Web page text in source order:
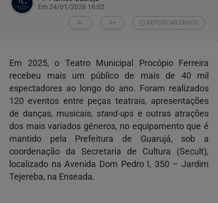
Em 24/01/2026 16:02
A- A+ REPORTAR ERROS
Em 2025, o Teatro Municipal Procópio Ferreira
recebeu mais um público de mais de 40 mil
espectadores ao longo do ano. Foram realizados
120 eventos entre peças teatrais, apresentações
de danças, musicais, stand-ups e outras atrações
dos mais variados gêneros, no equipamento que é
mantido pela Prefeitura de Guarujá, sob a
coordenação da Secretaria de Cultura (Secult),
localizado na Avenida Dom Pedro I, 350 – Jardim
Tejereba, na Enseada.